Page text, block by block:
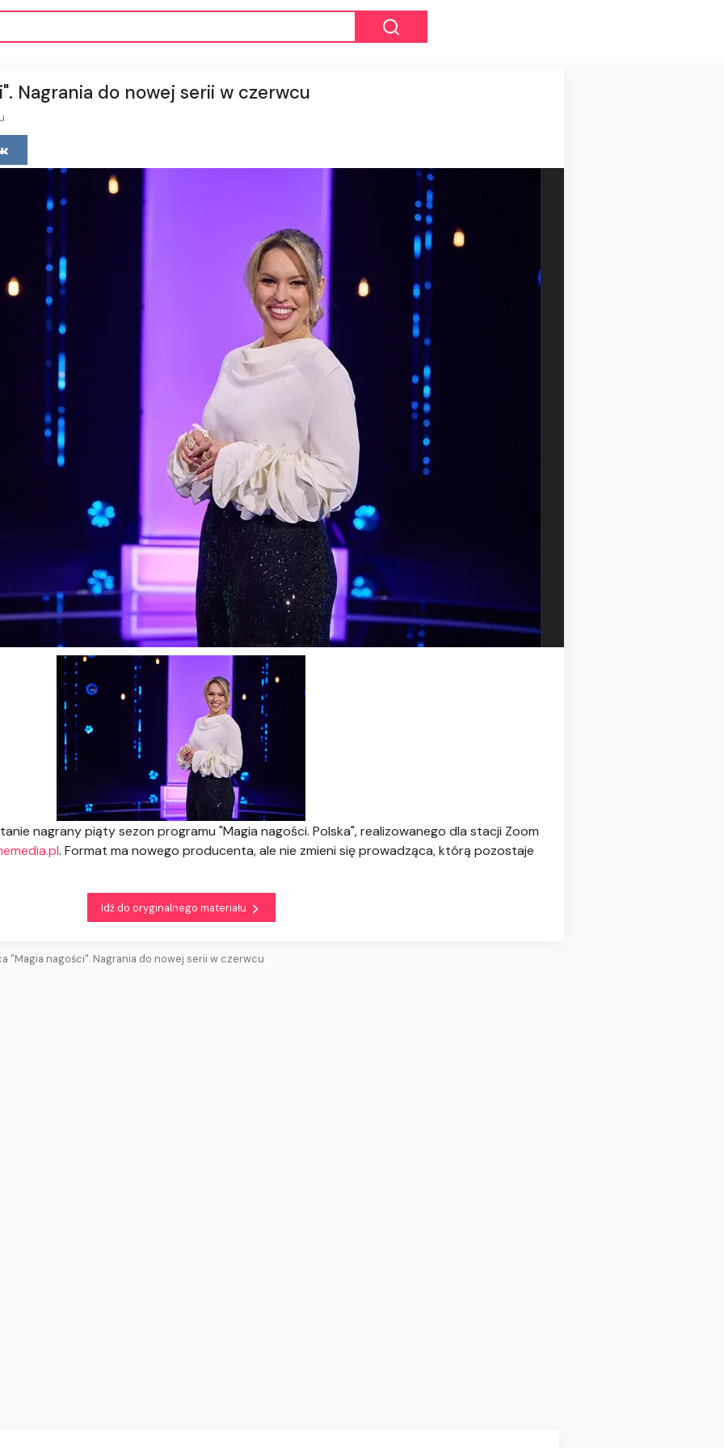
Nagrania do nowej serii w czerwcu
nagrany piąty sezon programu "Magia nagości. Polska", realizowanego dla stacji Zoom
. Format ma nowego producenta, ale nie zmieni się prowadząca, którą pozostaje
Idź do oryginalnego materiału
"Magia nagości". Nagrania do nowej serii w czerwcu